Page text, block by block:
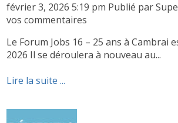
février 3, 2026 5:19 pm Publié par
vos commentaires
Le Forum Jobs 16 – 25 ans à Cambrai
2026 Il se déroulera à nouveau au...
Lire la suite ...